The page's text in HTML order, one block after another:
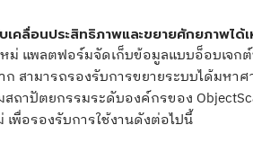
คลื่อนประสิทธิภาพและขยายศักยภาพได้
ม่ แพลตฟอร์มจัดเก็บข้อมูลแบบอ็อบเจก
ก สามารถรองรับการขยายระบบได้มห
สถาปัตยกรรมระดับองค์กรของ
เพื่อรองรับการใช้งานดังต่อไปนี้